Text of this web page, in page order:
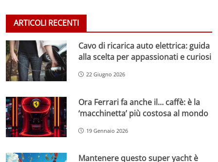
ARTICOLI RECENTI
Cavo di ricarica auto elettrica: guida
alla scelta per appassionati e curiosi
22 Giugno 2026
Ora Ferrari fa anche il… caffè: è la
‘macchinetta’ più costosa al mondo
19 Gennaio 2026
Mantenere questo super yacht è